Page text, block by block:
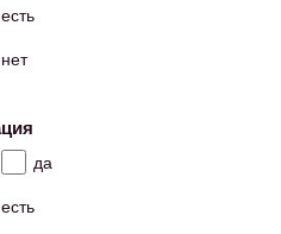
есть
нет
да
есть